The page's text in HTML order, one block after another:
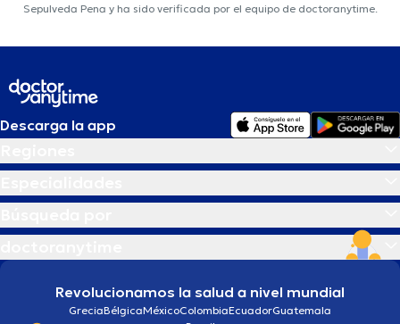
Sepulveda Pena y ha sido verificada por el equipo de doctoranytime.
Descarga la app
Revolucionamos la salud a nivel mundial
GreciaBélgicaMéxicoColombiaEcuadorGuatemala